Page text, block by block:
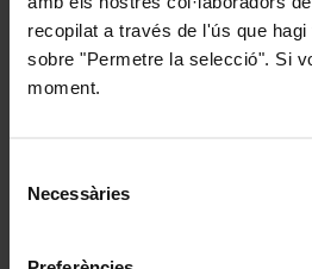
recopilat a través de l'ús que
sobre "Permetre la selecció". Si
moment.
Necessàries